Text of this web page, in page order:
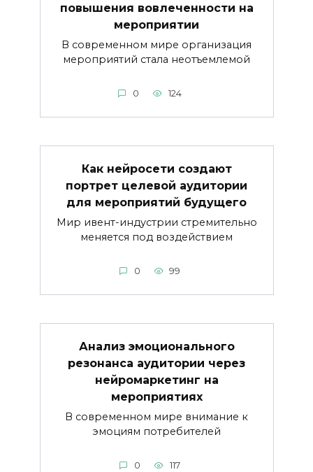
повышения вовлеченности на
мероприятии
В современном мире организация
мероприятий стала неотъемлемой
0 124
Как нейросети создают
портрет целевой аудитории
для мероприятий будущего
Мир ивент-индустрии стремительно
меняется под воздействием
0 99
Анализ эмоционального
резонанса аудитории через
нейромаркетинг на
мероприятиях
В современном мире внимание к
эмоциям потребителей
0 117